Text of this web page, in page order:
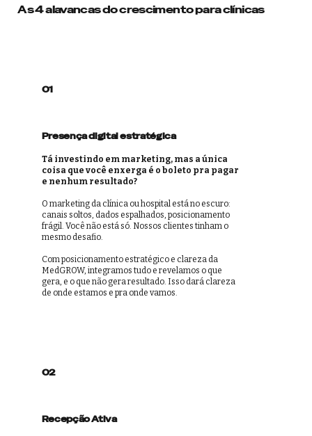
As 4 alavancas do crescimento para clínicas
01
Presença digital estratégica
Tá investindo em marketing, mas a única
coisa que você enxerga é o boleto pra pagar
e nenhum resultado?
O marketing da clínica ou hospital está no escuro:
canais soltos, dados espalhados, posicionamento
frágil. Você não está só. Nossos clientes tinham o
mesmo desafio.
Com posicionamento estratégico e clareza da
MedGROW, integramos tudo e revelamos o que
gera, e o que não gera resultado. Isso dará clareza
de onde estamos e pra onde vamos.
02
Recepção Ativa